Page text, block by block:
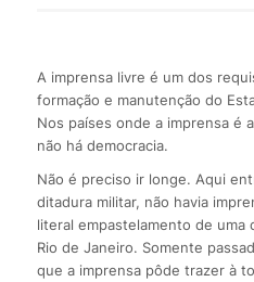
A imprensa livre é um dos
formação e manutenção do
Nos países onde a imprensa é
não há democracia.
Não é preciso ir longe. Aqui
ditadura militar, não havia
literal empastelamento de uma
Rio de Janeiro. Somente
que a imprensa pôde trazer à